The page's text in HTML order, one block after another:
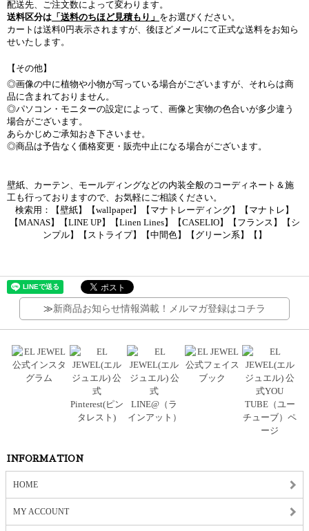
配送先、ご注文数によって変わります。
送料区分は 「送料のちほど見積もり」 をお選びください。
カートは送料0円表示されますが、後ほどメールにて正式な送料をお知ら
せいたします。
【その他】
◎画像の中に植物や小物が写っている場合がございますが、それらは商
品に含まれておりません。
◎パソコン・モニターの設定によって、画像と実物の色合いが多少違う
場合がございます。
あらかじめご承知おき下さいませ。
◎商品は予告なく価格変更・販売中止になる場合がございます。
壁紙、カーテン、モールディングなどの内装全般のコーディネート＆施
工も行っておりますので、お気軽にご相談ください。
検索用：【壁紙】【wallpaper】【マナトレーディング】【マナトレ】
【MANAS】【LINE UP】【Linen Lines】【CASELIO】【フランス】【シ
ンプル】【ストライプ】【中間色】【グリーン系】【】
≫新商品お知らせ情報満載！メルマガ登録はコチラ
INFORMATION
HOME
MY ACCOUNT